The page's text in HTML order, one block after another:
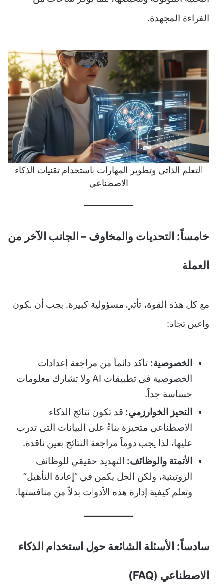
القراءة المجهدة.
التعلم الذاتي وتطوير المهارات باستخدام تقنيات الذكاء
الاصطناعي
خامساً: التحديات والمخاوف – الجانب الآخر من
العملة
مع كل هذه القوة، تأتي مسؤولية كبيرة. يجب أن نكون
واعين تجاه:
الخصوصية: تأكد دائماً من مراجعة إعدادات
الخصوصية في تطبيقات AI ولا تشارك معلومات
حساسة جداً.
التحيز الخوارزمي: قد تكون نتائج الذكاء
الاصطناعي متحيزة بناءً على البيانات التي تدرب
عليها، لذا يجب دوماً مراجعة النتائج بعين ناقدة.
الأتمتة والوظائف: التهديد حقيقي للوظائف
الروتينية، ولكن الحل يكمن في “إعادة التأهيل”
وتعلم كيفية إدارة هذه الأدوات بدلاً من منافستها.
سادساً: الأسئلة الشائعة حول استخدام الذكاء
الاصطناعي (FAQ)